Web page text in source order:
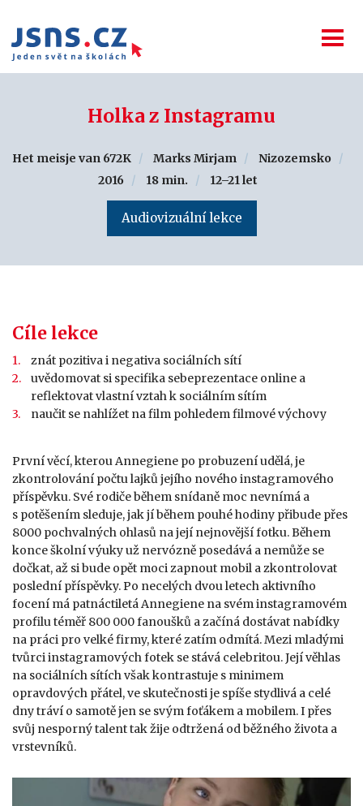
Holka z Instagramu
Het meisje van 672K Marks Mirjam
Nizozemsko
2016
18 min. 12–21 let
Audiovizuální lekce
Cíle lekce
znát pozitiva i negativa sociálních sítí
uvědomovat si specifika sebeprezentace online a
reflektovat vlastní vztah k sociálním sítím
naučit se nahlížet na film pohledem filmové výchovy
První věcí, kterou Annegiene po probuzení udělá, je
zkontrolování počtu lajků jejího nového instagramového
příspěvku. Své rodiče během snídaně moc nevnímá a
s potěšením sleduje, jak jí během pouhé hodiny přibude přes
8000 pochvalných ohlasů na její nejnovější fotku. Během
konce školní výuky už nervózně posedává a nemůže se
dočkat, až si bude opět moci zapnout mobil a zkontrolovat
poslední příspěvky. Po necelých dvou letech aktivního
focení má patnáctiletá Annegiene na svém instagramovém
profilu téměř 800 000 fanoušků a začíná dostávat nabídky
na práci pro velké firmy, které zatím odmítá. Mezi mladými
tvůrci instagramových fotek se stává celebritou. Její věhlas
na sociálních sítích však kontrastuje s minimem
opravdových přátel, ve skutečnosti je spíše stydlivá a celé
dny tráví o samotě jen se svým foťákem a mobilem. I přes
svůj nesporný talent tak žije odtržená od běžného života a
vrstevníků.